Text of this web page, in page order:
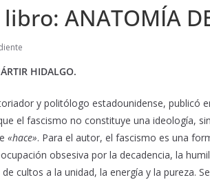
ANATOMÍA
HIDALGO.
y politólogo estadounidense, publicó
el fascismo no constituye una ideología,
«hace». Para el autor, el fascismo es una
obsesiva por la decadencia, la
cultos a la unidad, la energía y la pureza.